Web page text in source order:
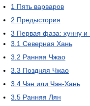
1 Пять варваров
2 Предыстория
3 Первая фаза: хунну и
3.1 Северная Хань
3.2 Ранняя Чжао
3.3 Поздняя Чжао
3.4 Чэн или Чэн-Хань
3.5 Ранняя Лян